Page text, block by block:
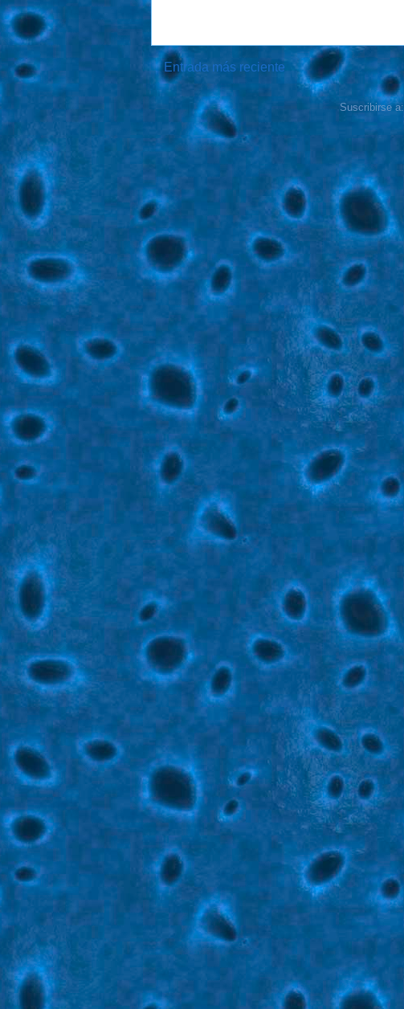
Entrada más reciente
Suscribirse a: